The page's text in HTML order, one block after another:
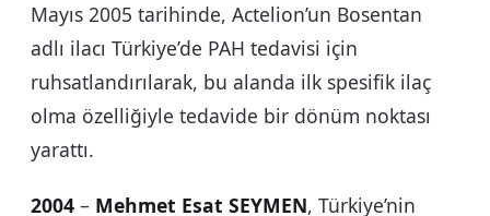
Mayıs 2005 tarihinde, Actelion’un Bosentan
adlı ilacı Türkiye’de PAH tedavisi için
ruhsatlandırılarak, bu alanda ilk spesifik ilaç
olma özelliğiyle tedavide bir dönüm noktası
yarattı.
2004 – Mehmet Esat SEYMEN, Türkiye’nin